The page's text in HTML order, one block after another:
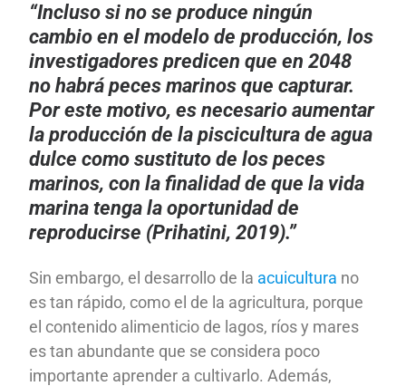
“Incluso si no se produce ningún
cambio en el modelo de producción, los
investigadores predicen que en 2048
no habrá peces marinos que capturar.
Por este motivo, es necesario aumentar
la producción de la piscicultura de agua
dulce como sustituto de los peces
marinos, con la finalidad de que la vida
marina tenga la oportunidad de
reproducirse (Prihatini, 2019).”
Sin embargo, el desarrollo de la acuicultura no
es tan rápido, como el de la agricultura, porque
el contenido alimenticio de lagos, ríos y mares
es tan abundante que se considera poco
importante aprender a cultivarlo. Además,